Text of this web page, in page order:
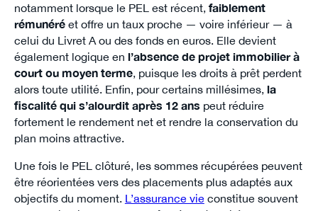
notamment lorsque le PEL est récent, faiblement
rémunéréet offre un taux proche — voire inférieur — à
celui du Livret A ou des fonds en euros. Elle devient
également logique en l’absence de projet immobilier à
court ou moyen terme, puisque les droits à prêt perdent
alors toute utilité. Enfin, pour certains millésimes, la
fiscalité qui s’alourdit après 12 ans peut réduire
fortement le rendement net et rendre la conservation du
plan moins attractive.
Une fois le PEL clôturé, les sommes récupérées peuvent
être réorientées vers des placements plus adaptés aux
objectifs du moment. L’assurance vieconstitue souvent